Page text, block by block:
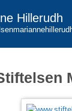
Hillerudh